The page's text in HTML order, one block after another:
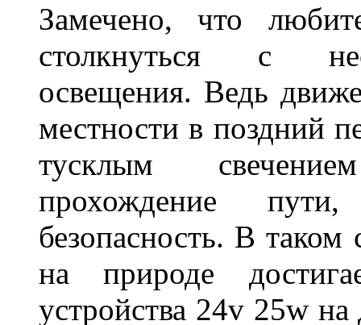
Замечено, что
столкнуться с
освещения. Ведь
местности в поздний
тусклым
прохождение
безопасность. В
на природе
устройства 24v 25w